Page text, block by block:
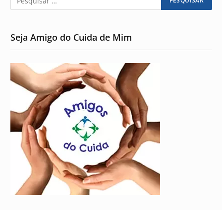
Seja Amigo do Cuida de Mim